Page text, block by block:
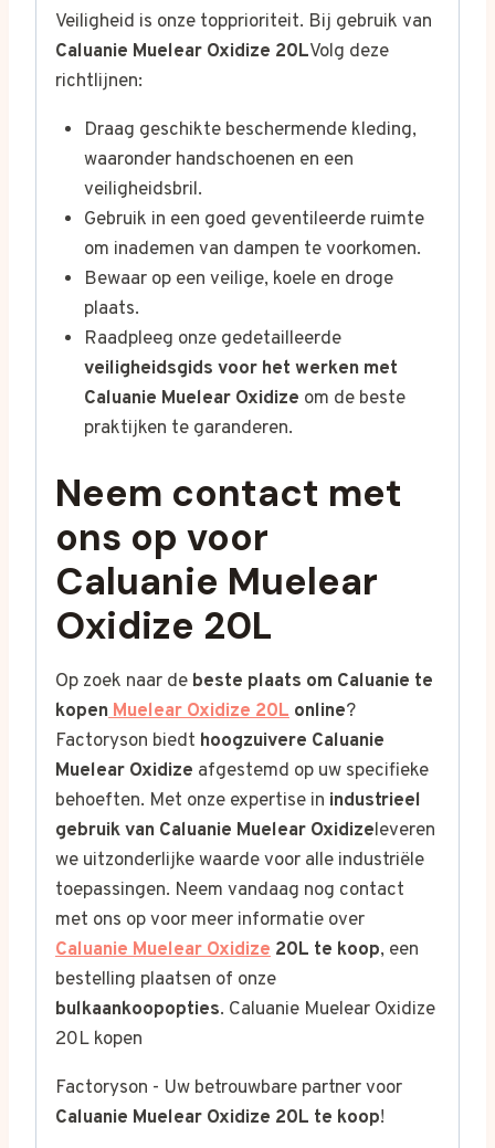
Veiligheid is onze topprioriteit. Bij gebruik van
Caluanie Muelear Oxidize 20LVolg deze
richtlijnen:
Draag geschikte beschermende kleding,
waaronder handschoenen en een
veiligheidsbril.
Gebruik in een goed geventileerde ruimte
om inademen van dampen te voorkomen.
Bewaar op een veilige, koele en droge
plaats.
Raadpleeg onze gedetailleerde
veiligheidsgids voor het werken met
Caluanie Muelear Oxidize om de beste
praktijken te garanderen.
Neem contact met
ons op voor
Caluanie Muelear
Oxidize 20L
Op zoek naar de beste plaats om Caluanie te
kopenMuelear Oxidize 20L online?
Factoryson biedt hoogzuivere Caluanie
Muelear Oxidize afgestemd op uw specifieke
behoeften. Met onze expertise in industrieel
gebruik van Caluanie Muelear Oxidizeleveren
we uitzonderlijke waarde voor alle industriële
toepassingen. Neem vandaag nog contact
met ons op voor meer informatie over
Caluanie Muelear Oxidize 20L te koop, een
bestelling plaatsen of onze
bulkaankoopopties. Caluanie Muelear Oxidize
20L kopen
Factoryson - Uw betrouwbare partner voor
Caluanie Muelear Oxidize 20L te koop!